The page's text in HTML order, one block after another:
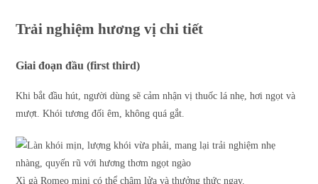
Trải nghiệm hương vị chi tiết
Giai đoạn đầu (first third)
Khi bắt đầu hút, người dùng sẽ cảm nhận vị thuốc lá nhẹ, hơi ngọt và
mượt. Khói tương đối êm, không quá gắt.
Xì gà Romeo mini có thể châm lửa và thưởng thức ngay.